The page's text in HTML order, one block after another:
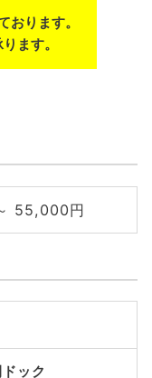
おります。
ます。
55,000円
ック